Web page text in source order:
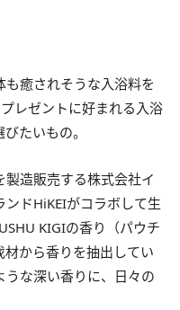
癒されそうな入浴料を
レゼントに好まれる入浴
たいもの。
造販売する株式会社イ
ドHiKEIがコラボして生
KIGIの香り（パウチ
から香りを抽出してい
な深い香りに、日々の